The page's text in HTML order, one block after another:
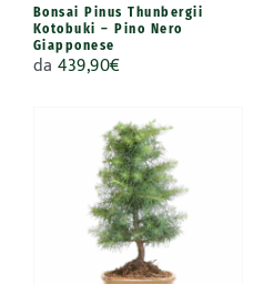
Bonsai Pinus Thunbergii
Kotobuki – Pino Nero
Giapponese
da439,90€